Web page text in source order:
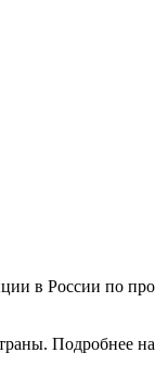
в России по
Подробнее